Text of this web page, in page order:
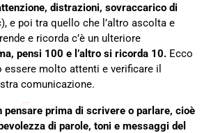
distrazioni, sovraccarico di
e poi tra quello che l’altro ascolta e
e ricorda c’è un ulteriore
pensi 100 e l’altro si ricorda 10. Ecco
essere molto attenti e verificare il
comunicazione.
pensare prima di scrivere o parlare, cioè
di parole, toni e messaggi del